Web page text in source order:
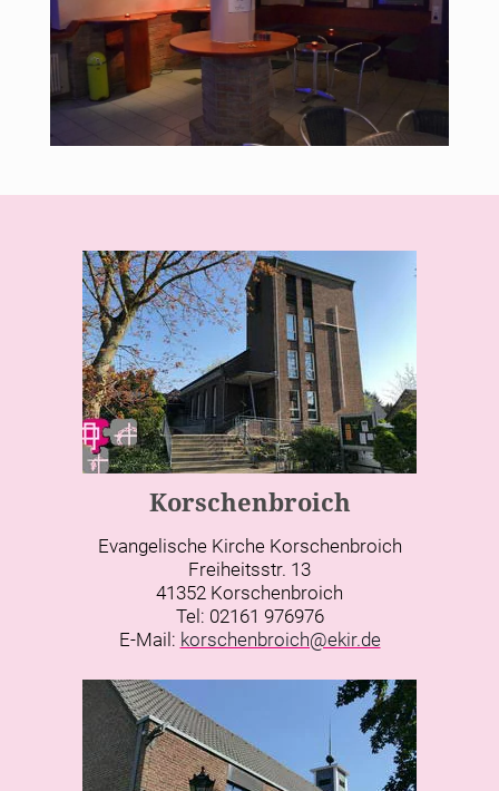
Korschenbroich
Evangelische Kirche Korschenbroich
Freiheitsstr. 13
41352 Korschenbroich
Tel: 02161 976976
E-Mail: korschenbroich@ekir.de